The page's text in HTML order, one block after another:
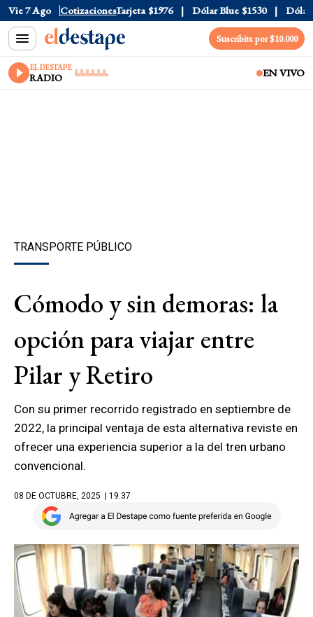
Vie 7 Ago Cotizaciones
$1520 Dólar Tarjeta $1976 Dólar Blue $1530 Dólar
Suscribite por $10.000
EL DESTAPE
RADIO EN VIVO
TRANSPORTE PÚBLICO
Cómodo y sin demoras: la
opción para viajar entre
Pilar y Retiro
Con su primer recorrido registrado en septiembre de
2022, la principal ventaja de esta alternativa reviste en
ofrecer una experiencia superior a la del tren urbano
convencional.
08 DE OCTUBRE, 2025 | 19.37